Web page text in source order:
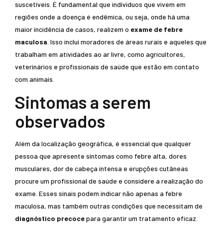
suscetíveis. É fundamental que indivíduos que vivem em
regiões onde a doença é endêmica, ou seja, onde há uma
maior incidência de casos, realizem o exame de febre
maculosa . Isso inclui moradores de áreas rurais e aqueles que
trabalham em atividades ao ar livre, como agricultores,
veterinários e profissionais de saúde que estão em contato
com animais.
Sintomas a serem
observados
Além da localização geográfica, é essencial que qualquer
pessoa que apresente sintomas como febre alta, dores
musculares, dor de cabeça intensa e erupções cutâneas
procure um profissional de saúde e considere a realização do
exame. Esses sinais podem indicar não apenas a febre
maculosa, mas também outras condições que necessitam de
diagnóstico precocepara garantir um tratamento eficaz.